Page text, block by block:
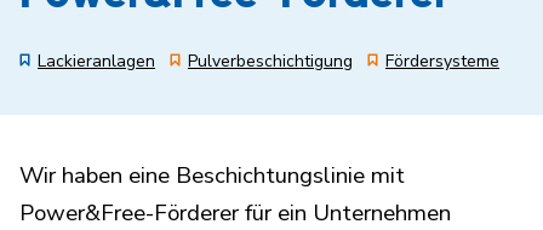
Lackieranlagen Pulverbeschichtigung Fördersysteme
Wir haben eine Beschichtungslinie mit
Power&Free-Förderer für ein Unternehmen